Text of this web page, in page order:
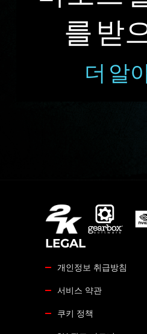
를 받
더 알
LEGAL
개인정보 취급방침
서비스 약관
쿠키 정책